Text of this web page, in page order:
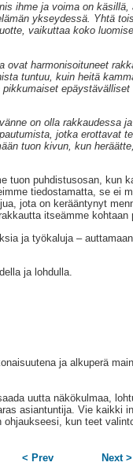
ihme ja voima on
ykseydessä. Yhtä
vaikuttaa koko
harmonisoituneet
tuntuu, kuin heitä
on olla rakkaudessa
jotka erottavat
tuon kivun, kun
tuon puhdistusosan, kun
tiedostamatta, se ei
jota on kerääntynyt
itseämme kohtaan
ja työkaluja –
ja lohdulla.
ja alkuperä
uutta näkökulmaa,
asiantuntija. Vie kaikki
kun teet
< Prev Next >